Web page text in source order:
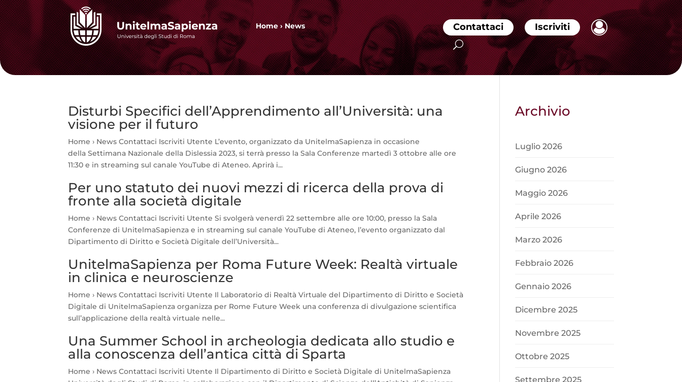
Home›News Contattaci Iscriviti
Disturbi Specifici dell’Apprendimento all’Università: una
visione per il futuro
Home › News Contattaci Iscriviti Utente L’evento, organizzato da UnitelmaSapienza in occasione
della Settimana Nazionale della Dislessia 2023, si terrà presso la Sala Conferenze martedì 3 ottobre alle ore
11:30 e in streaming sul canale YouTube di Ateneo. Aprirà i...
Per uno statuto dei nuovi mezzi di ricerca della prova di
fronte alla società digitale
Home › News Contattaci Iscriviti Utente Si svolgerà venerdì 22 settembre alle ore 10:00, presso la Sala
Conferenze di UnitelmaSapienza e in streaming sul canale YouTube di Ateneo, l’evento organizzato dal
Dipartimento di Diritto e Società Digitale dell’Università...
UnitelmaSapienza per Roma Future Week: Realtà virtuale
in clinica e neuroscienze
Home › News Contattaci Iscriviti Utente Il Laboratorio di Realtà Virtuale del Dipartimento di Diritto e Società
Digitale di UnitelmaSapienza organizza per Rome Future Week una conferenza di divulgazione scientifica
sull’applicazione della realtà virtuale nelle...
Una Summer School in archeologia dedicata allo studio e
alla conoscenza dell’antica città di Sparta
Home › News Contattaci Iscriviti Utente Il Dipartimento di Diritto e Società Digitale di UnitelmaSapienza
Archivio
Luglio 2026
Giugno 2026
Maggio 2026
Aprile 2026
Marzo 2026
Febbraio 2026
Gennaio 2026
Dicembre 2025
Novembre 2025
Ottobre 2025
Settembre 2025